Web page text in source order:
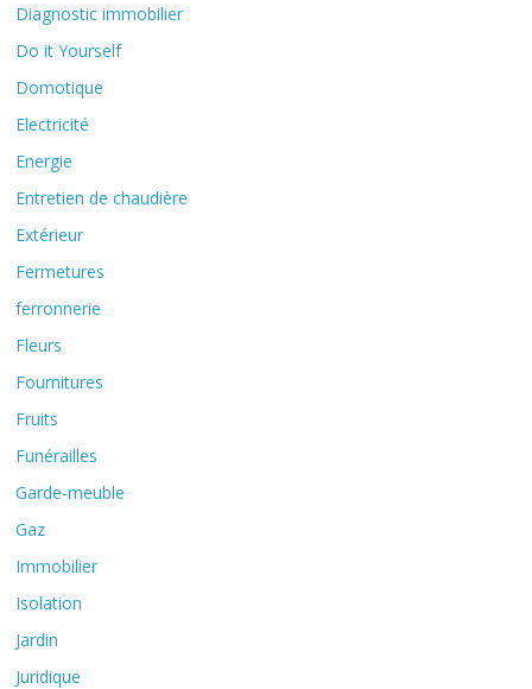
Diagnostic immobilier
Do it Yourself
Domotique
Electricité
Energie
Entretien de chaudière
Extérieur
Fermetures
ferronnerie
Fleurs
Fournitures
Fruits
Funérailles
Garde-meuble
Gaz
Immobilier
Isolation
Jardin
Juridique